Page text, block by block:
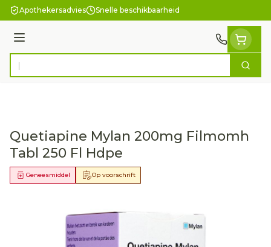
Ga naar de inhoud
Apothekersadvies Snelle beschikbaarheid
Menu
Product, merk, categorie... Zoek
Quetiapine Mylan 200mg Filmomh
Tabl 250 Fl Hdpe
Op voorschrift
Geneesmiddel